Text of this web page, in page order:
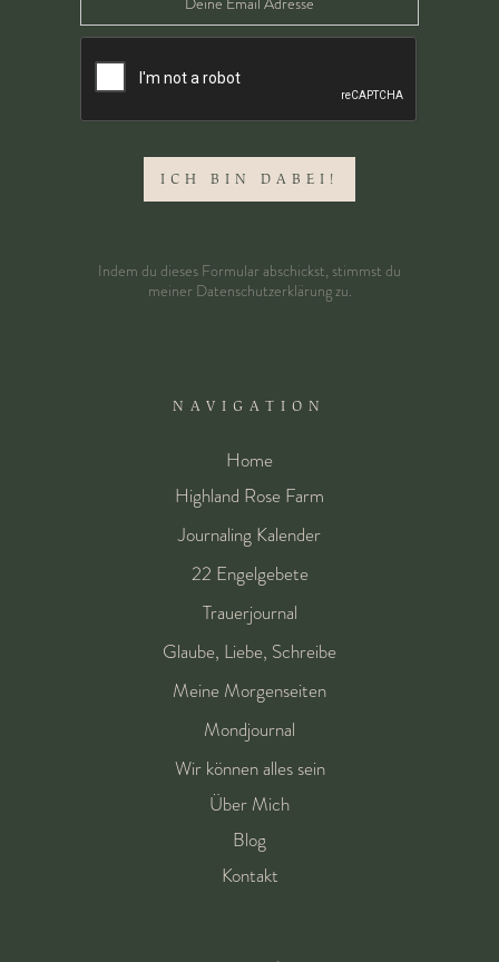
Indem du dieses Formular abschickst, stimmst du
meiner Datenschutzerklärungzu.
NAVIGATION
Home
Highland Rose Farm
Journaling Kalender
22 Engelgebete
Trauerjournal
Glaube, Liebe, Schreibe
Meine Morgenseiten
Mondjournal
Wir können alles sein
Über Mich
Blog
Kontakt